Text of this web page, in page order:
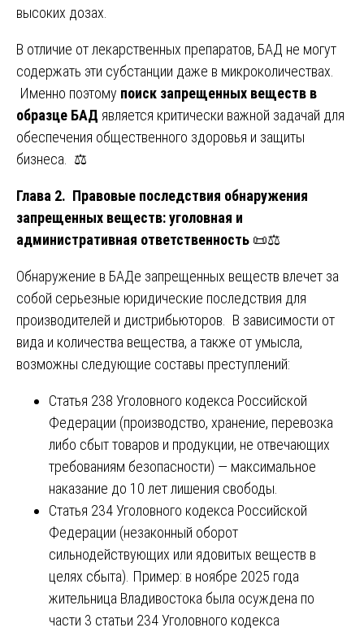
высоких дозах.
В отличие от лекарственных препаратов, БАД не могут
содержать эти субстанции даже в микроколичествах.
Именно поэтому поиск запрещенных веществ в
образце БАД является критически важной задачай для
обеспечения общественного здоровья и защиты
бизнеса. ⚖️
Глава 2. Правовые последствия обнаружения
запрещенных веществ: уголовная и
административная ответственность 📜⚖️
Обнаружение в БАДе запрещенных веществ влечет за
собой серьезные юридические последствия для
производителей и дистрибьюторов. В зависимости от
вида и количества вещества, а также от умысла,
возможны следующие составы преступлений:
Статья 238 Уголовного кодекса Российской
Федерации (производство, хранение, перевозка
либо сбыт товаров и продукции, не отвечающих
требованиям безопасности) — максимальное
наказание до 10 лет лишения свободы.
Статья 234 Уголовного кодекса Российской
Федерации (незаконный оборот
сильнодействующих или ядовитых веществ в
целях сбыта). Пример: в ноябре 2025 года
жительница Владивостока была осуждена по
части 3 статьи 234 Уголовного кодекса